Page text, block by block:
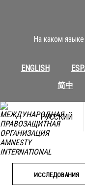
На каком языке
ENGLISH
简中
РУССКИЙ
ИССЛЕДОВАНИЯ